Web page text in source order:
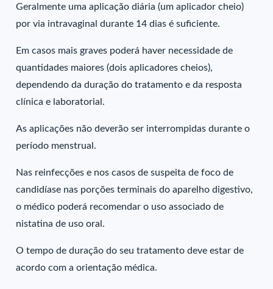
Geralmente uma aplicação diária (um aplicador cheio)
por via intravaginal durante 14 dias é suficiente.
Em casos mais graves poderá haver necessidade de
quantidades maiores (dois aplicadores cheios),
dependendo da duração do tratamento e da resposta
clínica e laboratorial.
As aplicações não deverão ser interrompidas durante o
período menstrual.
Nas reinfecções e nos casos de suspeita de foco de
candidíase nas porções terminais do aparelho digestivo,
o médico poderá recomendar o uso associado de
nistatina de uso oral.
O tempo de duração do seu tratamento deve estar de
acordo com a orientação médica.